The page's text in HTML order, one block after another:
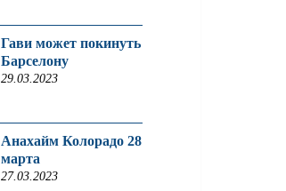
Гави может покинуть
Барселону
29.03.2023
Анахайм Колорадо 28
марта
27.03.2023